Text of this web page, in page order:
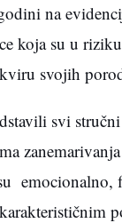
na
koja su u
svojih
svi
zanemarivanja
emocionalno,